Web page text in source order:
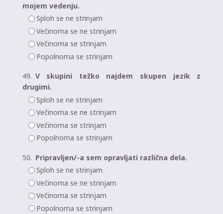
mojem vedenju.
Sploh se ne strinjam
Večinoma se ne strinjam
Večinoma se strinjam
Popolnoma se strinjam
49. V skupini težko najdem skupen jezik z
drugimi.
Sploh se ne strinjam
Večinoma se ne strinjam
Večinoma se strinjam
Popolnoma se strinjam
50. Pripravljen/-a sem opravljati različna dela.
Sploh se ne strinjam
Večinoma se ne strinjam
Večinoma se strinjam
Popolnoma se strinjam